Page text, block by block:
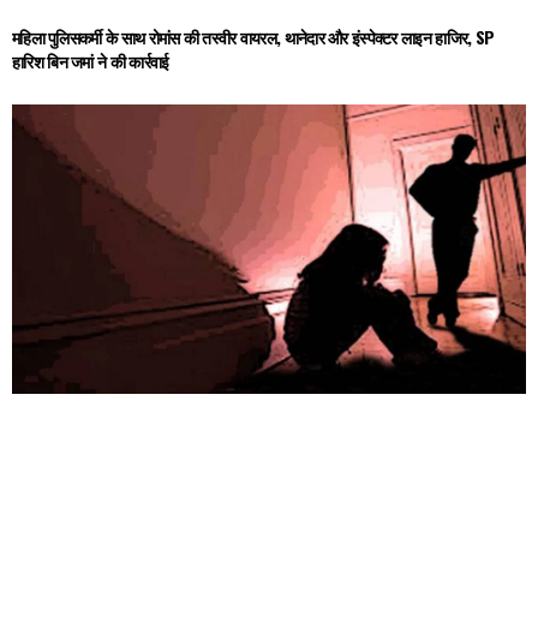
महिला पुलिसकर्मी के साथ रोमांस की तस्वीर वायरल, थानेदार और इंस्पेक्टर लाइन हाजिर, SP
हारिश बिन जमां ने की कार्रवाई